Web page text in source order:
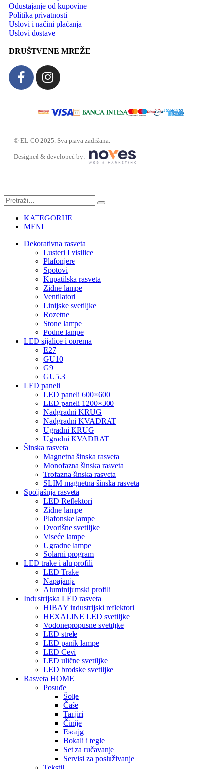
Odustajanje od kupovine
Politika privatnosti
Uslovi i načini plaćanja
Uslovi dostave
DRUŠTVENE MREŽE
© EL-CO 2025. Sva prava zadržana.
Designed & developed by:
KATEGORIJE
MENI
Dekorativna rasveta
Lusteri I visilice
Plafonjere
Spotovi
Kupatilska rasveta
Zidne lampe
Ventilatori
Linijske svetiljke
Rozetne
Stone lampe
Podne lampe
LED sijalice i oprema
E27
GU10
G9
GU5.3
LED paneli
LED paneli 600×600
LED paneli 1200×300
Nadgradni KRUG
Nadgradni KVADRAT
Ugradni KRUG
Ugradni KVADRAT
Šinska rasveta
Magnetna šinska rasveta
Monofazna šinska rasveta
Trofazna šinska rasveta
SLIM magnetna šinska rasveta
Spoljašnja rasveta
LED Reflektori
Zidne lampe
Plafonske lampe
Dvorišne svetiljke
Viseće lampe
Ugradne lampe
Solarni program
LED trake i alu profili
LED Trake
Napajanja
Aluminijumski profili
Industrijska LED rasveta
HIBAY industrijski reflektori
HEXALINE LED svetiljke
Vodonepropusne svetiljke
LED strele
LED panik lampe
LED Cevi
LED ulične svetiljke
LED brodske svetiljke
Rasveta HOME
Posuđe
Šolje
Čaše
Tanjiri
Činije
Escajg
Bokali i tegle
Set za ručavanje
Servisi za posluživanje
Tekstil